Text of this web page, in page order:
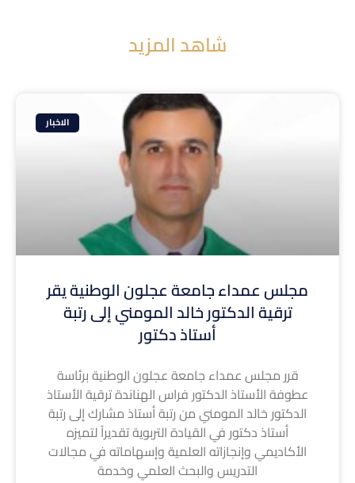
شاهد المزيد
الاخبار
مجلس عمداء جامعة عجلون الوطنية يقر
ترقية الدكتور خالد المومني إلى رتبة
أستاذ دكتور
قرر مجلس عمداء جامعة عجلون الوطنية برئاسة
عطوفة الأستاذ الدكتور فراس الهناندة ترقية الأستاذ
الدكتور خالد المومني من رتبة أستاذ مشارك إلى رتبة
أستاذ دكتور في القيادة التربوية تقديراً لتميزه
الأكاديمي وإنجازاته العلمية وإسهاماته في مجالات
التدريس والبحث العلمي وخدمة